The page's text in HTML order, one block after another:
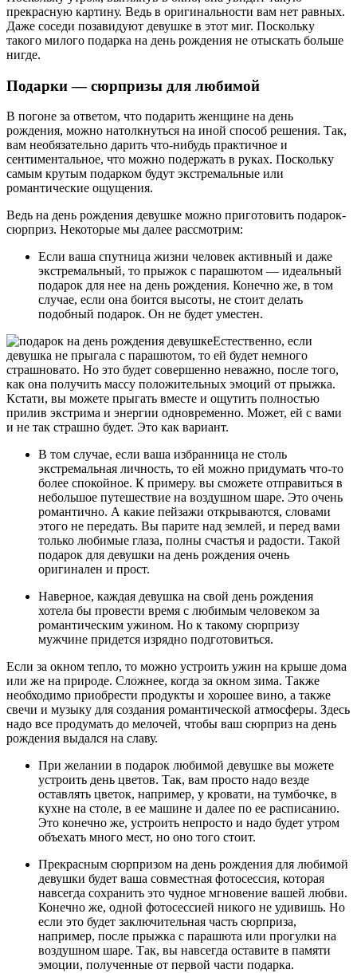
прекрасную картину. Ведь в оригинальности вам нет равных.
Даже соседи позавидуют девушке в этот миг. Поскольку
такого милого подарка на день рождения не отыскать больше
нигде.
Подарки — сюрпризы для любимой
В погоне за ответом, что подарить женщине на день
рождения, можно натолкнуться на иной способ решения. Так,
вам необязательно дарить что-нибудь практичное и
сентиментальное, что можно подержать в руках. Поскольку
самым крутым подарком будут экстремальные или
романтические ощущения.
Ведь на день рождения девушке можно приготовить подарок-
сюрприз. Некоторые мы далее рассмотрим:
Если ваша спутница жизни человек активный и даже
экстремальный, то прыжок с парашютом — идеальный
подарок для нее на день рождения. Конечно же, в том
случае, если она боится высоты, не стоит делать
подобный подарок. Он не будет уместен.
Естественно, если
девушка не прыгала с парашютом, то ей будет немного
страшновато. Но это будет совершенно неважно, после того,
как она получить массу положительных эмоций от прыжка.
Кстати, вы можете прыгать вместе и ощутить полностью
прилив экстрима и энергии одновременно. Может, ей с вами
и не так страшно будет. Это как вариант.
В том случае, если ваша избранница не столь
экстремальная личность, то ей можно придумать что-то
более спокойное. К примеру. вы сможете отправиться в
небольшое путешествие на воздушном шаре. Это очень
романтично. А какие пейзажи открываются, словами
этого не передать. Вы парите над землей, и перед вами
только любимые глаза, полны счастья и радости. Такой
подарок для девушки на день рождения очень
оригинален и прост.
Наверное, каждая девушка на свой день рождения
хотела бы провести время с любимым человеком за
романтическим ужином. Но к такому сюрпризу
мужчине придется изрядно подготовиться.
Если за окном тепло, то можно устроить ужин на крыше дома
или же на природе. Сложнее, когда за окном зима. Также
необходимо приобрести продукты и хорошее вино, а также
свечи и музыку для создания романтической атмосферы. Здесь
надо все продумать до мелочей, чтобы ваш сюрприз на день
рождения выдался на славу.
При желании в подарок любимой девушке вы можете
устроить день цветов. Так, вам просто надо везде
оставлять цветок, например, у кровати, на тумбочке, в
кухне на столе, в ее машине и далее по ее расписанию.
Это конечно же, устроить непросто и надо будет утром
объехать много мест, но оно того стоит.
Прекрасным сюрпризом на день рождения для любимой
девушки будет ваша совместная фотосессия, которая
навсегда сохранить это чудное мгновение вашей любви.
Конечно же, одной фотосессией никого не удивишь. Но
если это будет заключительная часть сюрприза,
например, после прыжка с парашюта или прогулки на
воздушном шаре. Так, вы навсегда оставите в памяти
эмоции, полученные от первой части подарка.